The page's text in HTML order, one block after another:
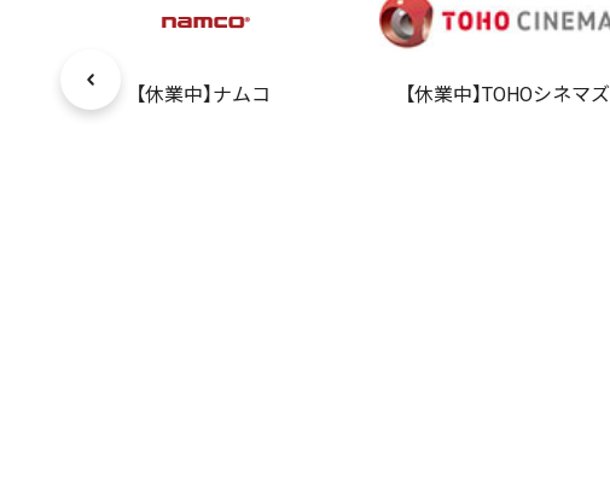
【休業中】ナムコ 【休業中】TOHOシネマズ